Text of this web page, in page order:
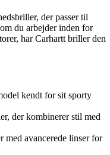
der passer til
du arbejder inden for
har Carhartt briller den
kendt for sit sporty
der kombinerer stil med
med avancerede linser for